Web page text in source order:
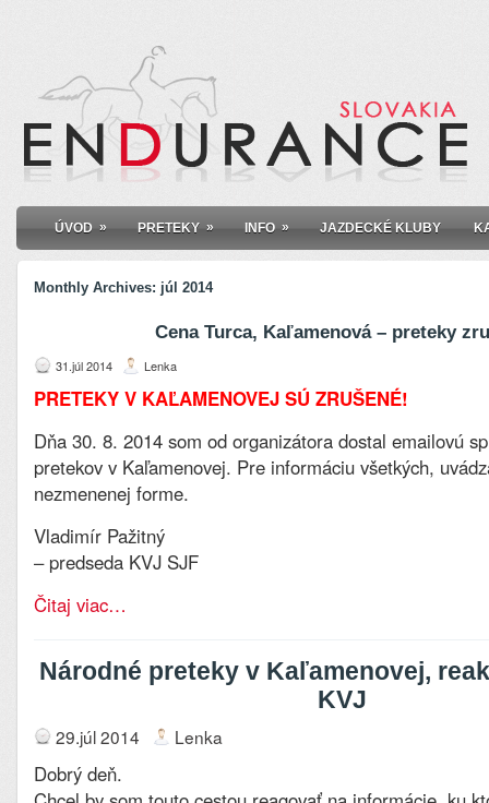
ÚVOD » PRETEKY » INFO » JAZDECKÉ KLUBY
Monthly Archives: júl 2014
Cena Turca, Kaľamenová – preteky
31.júl 2014 Lenka
PRETEKY V KAĽAMENOVEJ SÚ ZRUŠENÉ!
Dňa 30. 8. 2014 som od organizátora dostal emailovú
pretekov v Kaľamenovej. Pre informáciu všetkých,
nezmenenej forme.
Vladimír Pažitný
– predseda KVJ SJF
Čitaj viac…
Národné preteky v Kaľamenovej,
KVJ
29.júl 2014 Lenka
Dobrý deň.